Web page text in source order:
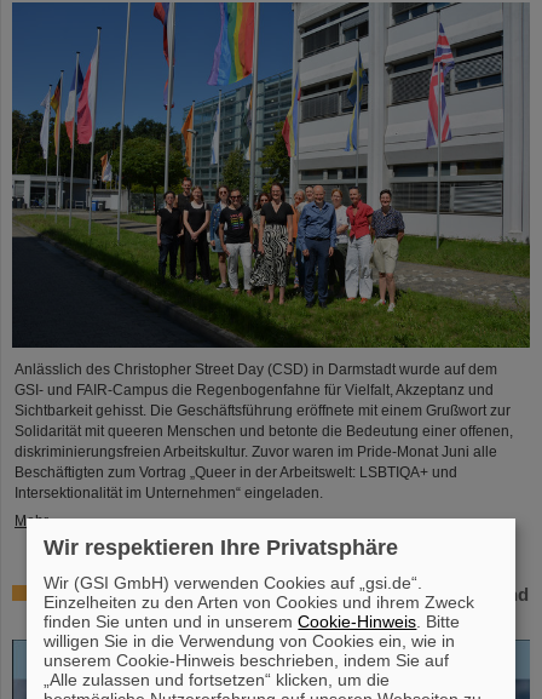
Anlässlich des Christopher Street Day (CSD) in Darmstadt wurde auf dem
GSI- und FAIR-Campus die Regenbogenfahne für Vielfalt, Akzeptanz und
Sichtbarkeit gehisst. Die Geschäftsführung eröffnete mit einem Grußwort zur
Solidarität mit queeren Menschen und betonte die Bedeutung einer offenen,
diskriminierungsfreien Arbeitskultur. Zuvor waren im Pride-Monat Juni alle
Beschäftigten zum Vortrag „Queer in der Arbeitswelt: LSBTIQA+ und
Intersektionalität im Unternehmen“ eingeladen.
Mehr »
Open-Access-Buch „Hans Joachim Specht – Scientist and
Visionary“ erschienen
Wir respektieren Ihre Privatsphäre
Wir (GSI GmbH) verwenden Cookies auf „gsi.de“.
Einzelheiten zu den Arten von Cookies und ihrem Zweck
finden Sie unten und in unseremCookie-Hinweis . Bitte
willigen Sie in die Verwendung von Cookies ein, wie in
unserem Cookie-Hinweis beschrieben, indem Sie auf
„Alle zulassen und fortsetzen“ klicken, um die